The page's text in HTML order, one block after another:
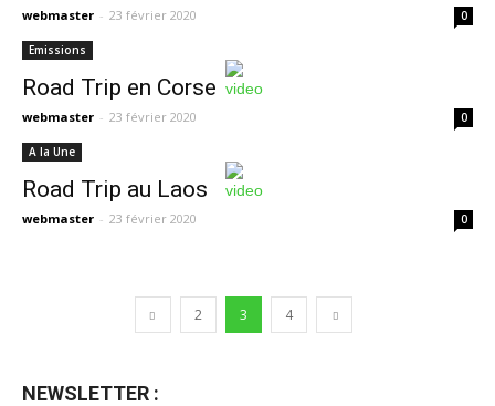
webmaster - 23 février 2020 0
Emissions
Road Trip en Corse
webmaster - 23 février 2020 0
A la Une
Road Trip au Laos
webmaster - 23 février 2020 0
2 3 4
NEWSLETTER :